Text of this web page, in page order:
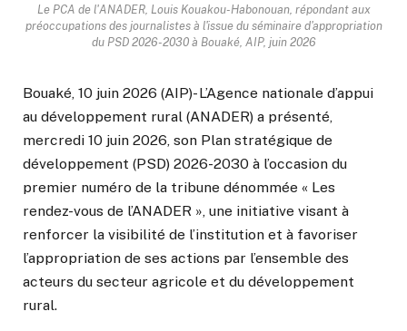
Le PCA de l'ANADER, Louis Kouakou-Habonouan, répondant aux
préoccupations des journalistes à l'issue du séminaire d'appropriation
du PSD 2026-2030 à Bouaké, AIP, juin 2026
Bouaké, 10 juin 2026 (AIP)- L’Agence nationale d’appui
au développement rural (ANADER) a présenté,
mercredi 10 juin 2026, son Plan stratégique de
développement (PSD) 2026-2030 à l’occasion du
premier numéro de la tribune dénommée « Les
rendez-vous de l’ANADER », une initiative visant à
renforcer la visibilité de l’institution et à favoriser
l’appropriation de ses actions par l’ensemble des
acteurs du secteur agricole et du développement
rural.